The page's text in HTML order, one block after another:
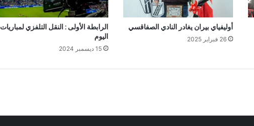
أوليفياي بيران يغادر النادي الصفاقسي
26 فبراير 2025
الرابطة الأولى : النقل التلفزي لمباريات
اليوم
15 ديسمبر 2024